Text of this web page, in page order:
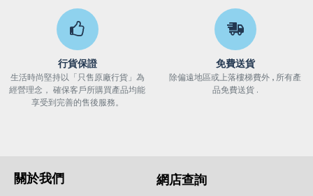
行貨保證
生活時尚堅持以「只售原廠行貨」為
經營理念， 確保客戶所購買產品均能
享受到完善的售後服務。
免費送貨
除偏遠地區或上落樓梯費外 , 所有產
品免費送貨 .
關於我們 網店查詢